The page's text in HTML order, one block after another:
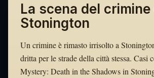
La scena del crimine
Stonington
Un crimine è rimasto irrisolto a
dritta per le strade della città stessa. Casi
Mystery: Death in the Shadows in